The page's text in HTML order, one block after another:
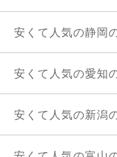
安くて人気の静岡
安くて人気の愛知
安くて人気の新潟